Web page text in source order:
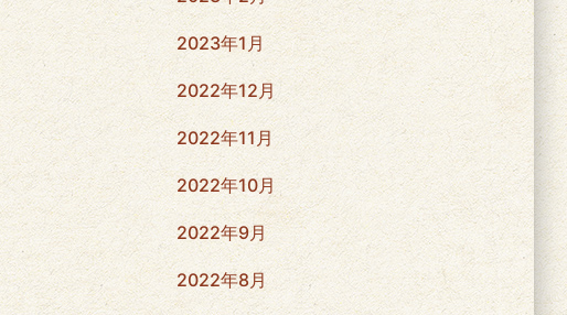
2023年1月
2022年12月
2022年11月
2022年10月
2022年9月
2022年8月